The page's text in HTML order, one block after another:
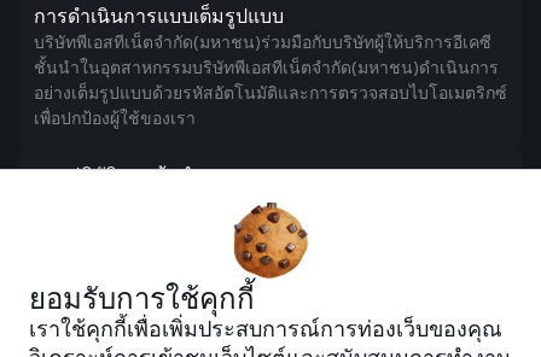
การดำเนินการแบบเต็มรูปแบบ
บริษัทพีเอสทีเน็ตจำกัด(มหาชน)ร่วมมือกับบริษัทผู้ให้บริการอีเคซี
ชั้นนำในอุตสาหกรรมบริษัทพีเอสทีเน็ตจำกัด(มหาชน)ดำเนินการ
อย่างเต็มรูปแบบด้วยรหัสอัตโนมัติและการตรวจสอบไบโอเมตริกซ์
เพื่อปกป้องผู้ใช้ของเรา
การปฏิบัติตามข้อกำหนด AML
เราตรวจสอบธุรกรรมแบบเรียลไทม์เพื่อให้เป็นไปตามข้อกำหนด
Google, Google Ads, and the Google logo are trademarks of Google LLC.,
registered in the U.S. and other countries and regions. TikTok is a trademark
of TikTok Inc., registered in the U.S. and other countries and regions. PST
solutions may not be available to all customers. Terms and conditions apply
and are subject to change. Visa is a registered trademark of Visa U.S.A. Inc.
ยอมรับการใช้คุกกี้
เราใช้คุกกี้เพื่อเพิ่มประสบการณ์การท่องเว็บของคุณ